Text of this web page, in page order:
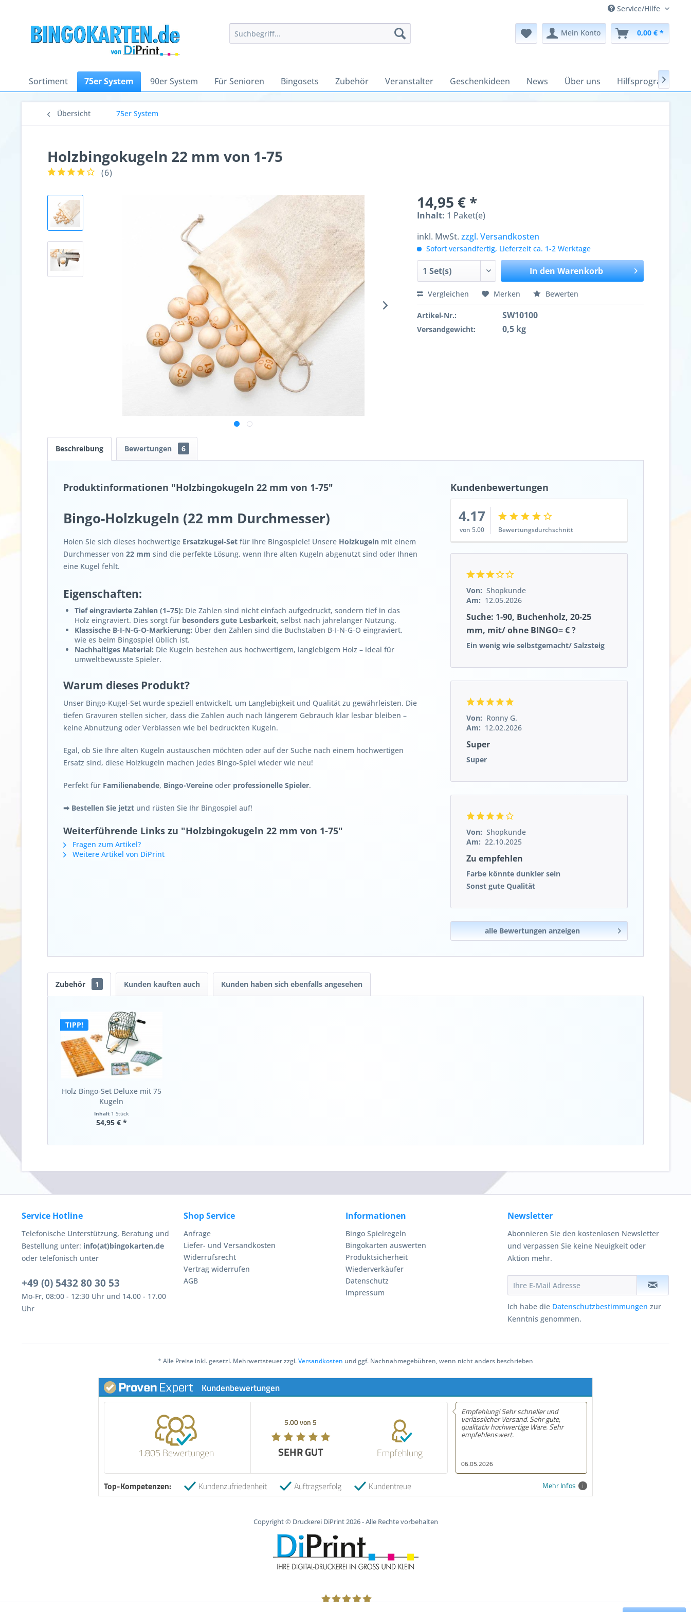
Service/Hilfe
Mein Konto 0,00 € *
Sortiment 75er System 90er System Für Senioren Bingosets Zubehör Veranstalter Geschenkideen News Über uns Hilfsprogramme

Übersicht 75er System
Holzbingokugeln 22 mm von 1-75
(6)
14,95 € *
Inhalt: 1 Paket(e)
inkl. MwSt.zzgl. Versandkosten
Sofort versandfertig, Lieferzeit ca. 1-2 Werktage
In denWarenkorb
Vergleichen Merken Bewerten
Artikel-Nr.: SW10100
Versandgewicht: 0,5 kg
Beschreibung Bewertungen 6
Produktinformationen "Holzbingokugeln 22 mm von 1-75"
Bingo-Holzkugeln (22 mm Durchmesser)
Holen Sie sich dieses hochwertige Ersatzkugel-Set für Ihre Bingospiele! Unsere Holzkugeln mit einem
Durchmesser von 22 mm sind die perfekte Lösung, wenn Ihre alten Kugeln abgenutzt sind oder Ihnen
eine Kugel fehlt.
Eigenschaften:
Tief eingravierte Zahlen (1–75): Die Zahlen sind nicht einfach aufgedruckt, sondern tief in das
Holz eingraviert. Dies sorgt für besonders gute Lesbarkeit, selbst nach jahrelanger Nutzung.
Klassische B-I-N-G-O-Markierung: Über den Zahlen sind die Buchstaben B-I-N-G-O eingraviert,
wie es beim Bingospiel üblich ist.
Nachhaltiges Material: Die Kugeln bestehen aus hochwertigem, langlebigem Holz – ideal für
umweltbewusste Spieler.
Warum dieses Produkt?
Unser Bingo-Kugel-Set wurde speziell entwickelt, um Langlebigkeit und Qualität zu gewährleisten. Die
tiefen Gravuren stellen sicher, dass die Zahlen auch nach längerem Gebrauch klar lesbar bleiben –
keine Abnutzung oder Verblassen wie bei bedruckten Kugeln.
Egal, ob Sie Ihre alten Kugeln austauschen möchten oder auf der Suche nach einem hochwertigen
Ersatz sind, diese Holzkugeln machen jedes Bingo-Spiel wieder wie neu!
Perfekt für Familienabende, Bingo-Vereine oder professionelle Spieler.
➡ Bestellen Sie jetzt und rüsten Sie Ihr Bingospiel auf!
Weiterführende Links zu "Holzbingokugeln 22 mm von 1-75"
Fragen zum Artikel?
Weitere Artikel von DiPrint
Kundenbewertungen
4.17
von 5.00 Bewertungsdurchschnitt
Von: Shopkunde
Am: 12.05.2026
Suche: 1-90, Buchenholz, 20-25
mm, mit/ ohne BINGO= € ?
Ein wenig wie selbstgemacht/ Salzsteig
Von: Ronny G.
Am: 12.02.2026
Super
Super
Von: Shopkunde
Am: 22.10.2025
Zu empfehlen
Farbe könnte dunkler sein
Sonst gute Qualität
alle Bewertungen anzeigen
Zubehör 1 Kunden kauften auch Kunden haben sich ebenfalls angesehen
TIPP!
Holz Bingo-Set Deluxe mit 75
Kugeln
Inhalt 1 Stück
54,95 € *
Service Hotline
Telefonische Unterstützung, Beratung und
Bestellung unter: info(at)bingokarten.de
oder telefonisch unter
+49 (0) 5432 80 30 53
Mo-Fr, 08:00 - 12:30 Uhr und 14.00 - 17.00
Uhr
Shop Service
Anfrage
Liefer- und Versandkosten
Widerrufsrecht
Vertrag widerrufen
AGB
Informationen
Bingo Spielregeln
Bingokarten auswerten
Produktsicherheit
Wiederverkäufer
Datenschutz
Impressum
Newsletter
Abonnieren Sie den kostenlosen Newsletter
und verpassen Sie keine Neuigkeit oder
Aktion mehr.
Ich habe die Datenschutzbestimmungen zur
Kenntnis genommen.
* Alle Preise inkl. gesetzl. Mehrwertsteuer zzgl.Versandkosten und ggf. Nachnahmegebühren, wenn nicht anders beschrieben
Kundenbewertungen
1.805 Bewertungen
5.00 von 5
SEHR GUT SEHR GUTEmpfehlung
Empfehlung! Sehr schneller und
verlässlicher Versand. Sehr gute,
qualitativ hochwertige Ware. Sehr
empfehlenswert.
Empfehlung! Gute und schnelle
lieferung. Alles prima
Mehr Infos
Top-Kompetenzen: Kundenzufriedenheit Auftragserfolg Kundentreue
Copyright © Druckerei DiPrint 2026 - Alle Rechte vorbehalten